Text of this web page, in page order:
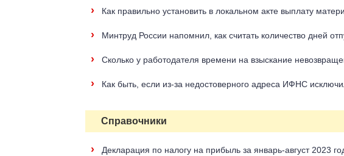
› Как правильно установить в локальном акте выплату
› Минтруд России напомнил, как считать количество дней
› Сколько у работодателя времени на взыскание
› Как быть, если из-за недостоверного адреса ИФНС
Справочники
›
Декларация по налогу на прибыль за январь-август 2023